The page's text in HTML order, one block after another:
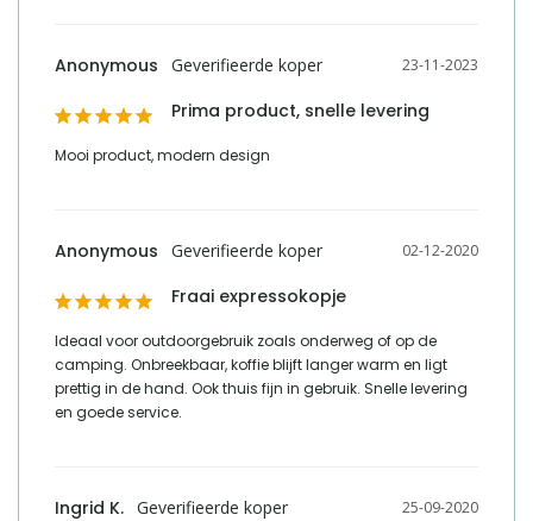
23-11-2023
Anonymous
Prima product, snelle levering
Mooi product, modern design
02-12-2020
Anonymous
Fraai expressokopje
Ideaal voor outdoorgebruik zoals onderweg of op de
camping. Onbreekbaar, koffie blijft langer warm en ligt
prettig in de hand. Ook thuis fijn in gebruik. Snelle levering
en goede service.
25-09-2020
Ingrid K.